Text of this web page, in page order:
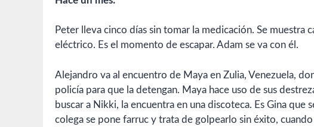
Peter lleva cinco días sin tomar la medicación. Se muestra
eléctrico. Es el momento de escapar. Adam se va con él.
Alejandro va al encuentro de Maya en Zulia, Venezuela,
policía para que la detengan. Maya hace uso de sus
buscar a Nikki, la encuentra en una discoteca. Es Gina que
colega se pone farruc y trata de golpearlo sin éxito,